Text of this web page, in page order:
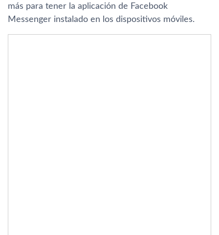
más para tener la aplicación de Facebook
Messenger instalado en los dispositivos móviles.